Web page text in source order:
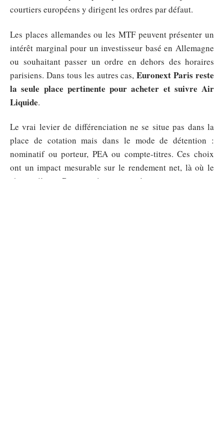
courtiers européens y dirigent les ordres par défaut.
Les places allemandes ou les MTF peuvent présenter un
intérêt marginal pour un investisseur basé en Allemagne
ou souhaitant passer un ordre en dehors des horaires
parisiens. Dans tous les autres cas,Euronext Paris reste
la seule place pertinente pour acheter et suivre Air
Liquide.
Le vrai levier de différenciation ne se situe pas dans la
place de cotation mais dans le mode de détention :
nominatif ou porteur, PEA ou compte-titres. Ces choix
ont un impact mesurable sur le rendement net, là où le
choix d’une Bourse alternative n’en a pratiquement